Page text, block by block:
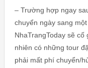
– Trường hợp ngay
chuyển ngày sang
NhaTrangToday sẽ
nhiên có những tour
phải mất phí chuyển/